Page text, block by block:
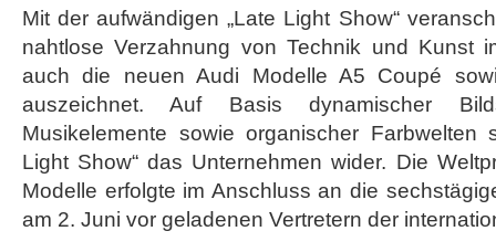
Mit der aufwändigen „Late Light Show“
nahtlose Verzahnung von Technik und Kunst
auch die neuen Audi Modelle A5 Coupé
auszeichnet. Auf Basis dynamischer
Musikelemente sowie organischer Farbwelten
Light Show“ das Unternehmen wider. Die
Modelle erfolgte im Anschluss an die
am 2. Juni vor geladenen Vertretern der